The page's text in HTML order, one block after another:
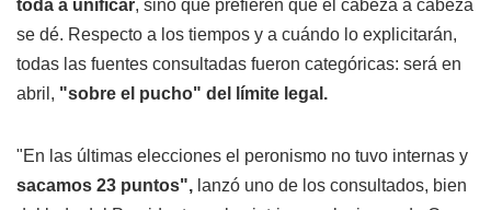
toda a unificar, sino que prefieren que el cabeza a cabeza
se dé. Respecto a los tiempos y a cuándo lo explicitarán,
todas las fuentes consultadas fueron categóricas: será en
abril, "sobre el pucho" del límite legal.
"En las últimas elecciones el peronismo no tuvo internas y
sacamos 23 puntos", lanzó uno de los consultados, bien